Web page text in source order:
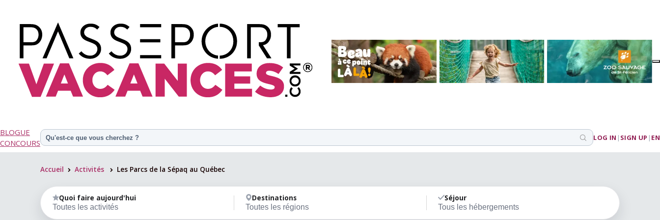
BLOGUE
CONCOURS
LOG IN | SIGN UP | EN
Accueil > Activités > Les Parcs de la Sépaq au Québec
Quoi faire aujourd'hui
Toutes les activités
Destinations
Toutes les régions
Séjour
Tous les hébergements